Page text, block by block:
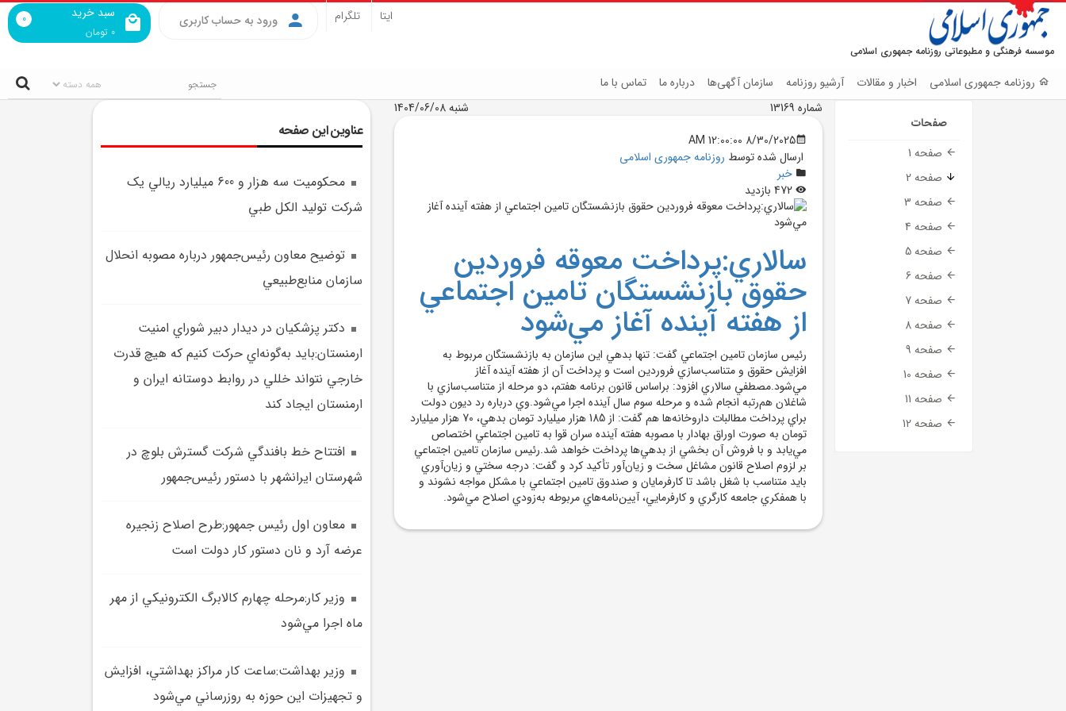
موسسه فرهنگی و مطبوعاتی روزنامه جمهوری اسلامی
سبد خرید
0 تومان
0 ورود به حساب کاربری ایتا تلگرام
روزنامه جمهوری اسلامی اخبار و مقالات آرشیو روزنامه سازمان آگهی‌ها درباره ما تماس با ما
صفحات
صفحه 1
صفحه 2
صفحه 3
صفحه 4
صفحه 5
صفحه 6
صفحه 7
صفحه 8
صفحه 9
صفحه 10
صفحه 11
صفحه 12
شماره 13169
شنبه 1404/06/08
8/30/2025 12:00:00 AM
ارسال شده توسط روزنامه جمهوری اسلامی
خبر
سالاري:پرداخت معوقه فروردين
حقوق بازنشستگان تامين اجتماعي
از هفته آينده آغاز مي‌شود
رئيس سازمان تامين اجتماعي گفت: تنها بدهي اين سازمان به بازنشستگان مربوط به
افزايش حقوق و متناسب‌سازي فروردين است و پرداخت آن از هفته آينده آغاز
مي‌شود.مصطفي سالاري افزود: براساس قانون برنامه هفتم، دو مرحله از متناسب‌سازي با
شاغلان هم‌رتبه انجام شده و مرحله سوم سال آينده اجرا مي‌شود.وي درباره رد ديون دولت
براي پرداخت مطالبات داروخانه‌ها هم گفت: از 185 هزار ميليارد تومان بدهي، 70 هزار ميليارد
تومان به صورت اوراق بهادار با مصوبه هفته آينده سران قوا به تامين اجتماعي اختصاص
مي‌يابد و با فروش آن بخشي از بدهي‌ها پرداخت خواهد شد.رئيس سازمان تامين اجتماعي
بر لزوم اصلاح قانون مشاغل سخت و زيان‌آور تأکيد کرد و گفت: درجه سختي و زيان‌آوري
بايد متناسب با شغل باشد تا کارفرمايان و صندوق تامين اجتماعي با مشکل مواجه نشوند و
با همفکري جامعه کارگري و کارفرمايي، آيين‌نامه‌هاي مربوطه به‌زودي اصلاح مي‌شود.
عناوین این صفحه
محکوميت سه هزار و 600 ميليارد ريالي يک
شرکت توليد الکل طبي
توضيح معاون رئيس‌جمهور درباره مصوبه انحلال
سازمان منابع‌طبيعي
دکتر پزشکيان در ديدار دبير شوراي امنيت
ارمنستان:بايد به‌گونه‌اي حرکت کنيم که هيچ قدرت
خارجي نتواند خللي در روابط دوستانه ايران و
ارمنستان ايجاد کند
افتتاح خط بافندگي شرکت گسترش بلوچ در
شهرستان ايرانشهر با دستور رئيس‌جمهور
معاون اول رئيس جمهور:طرح اصلاح زنجيره
عرضه آرد و نان دستور کار دولت است
وزير کار:مرحله چهارم کالابرگ الکترونيکي از مهر
ماه اجرا مي‌شود
وزير بهداشت:ساعت کار مراکز بهداشتي، افزايش
و تجهيزات اين حوزه به روزرساني مي‌شود